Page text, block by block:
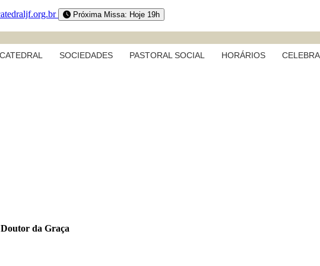
Próxima Missa: Hoje 19h
SOCIEDADES PASTORAL SOCIAL HORÁRIOS
da Graça